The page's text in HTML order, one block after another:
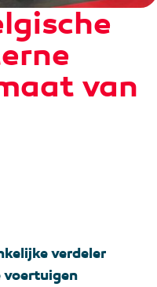
van
verdeler
voertuigen